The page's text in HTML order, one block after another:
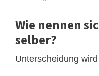
Wie nennen
selber?
Unterscheidung